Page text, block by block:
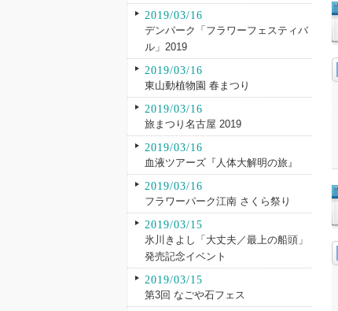
2019/03/16
デンパーク「フラワーフェスティバ
ル」2019
2019/03/16
東山動植物園 春まつり
2019/03/16
旅まつり名古屋 2019
2019/03/16
血液ツアーズ『人体大解明の旅』
2019/03/16
フラワーパーク江南 さくら祭り
2019/03/15
氷川きよし「大丈夫／最上の船頭」
発売記念イベント
2019/03/15
第3回 なごや石フェス